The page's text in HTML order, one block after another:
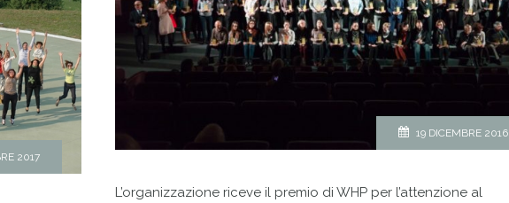
2017
19 DICEMBRE 2016
L’organizzazione riceve il premio di WHP per l’attenzione al